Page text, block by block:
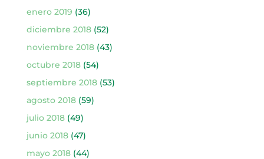
enero 2019 (36)
diciembre 2018(52)
noviembre 2018(43)
octubre 2018(54)
septiembre 2018(53)
agosto 2018(59)
julio 2018(49)
junio 2018(47)
mayo 2018(44)